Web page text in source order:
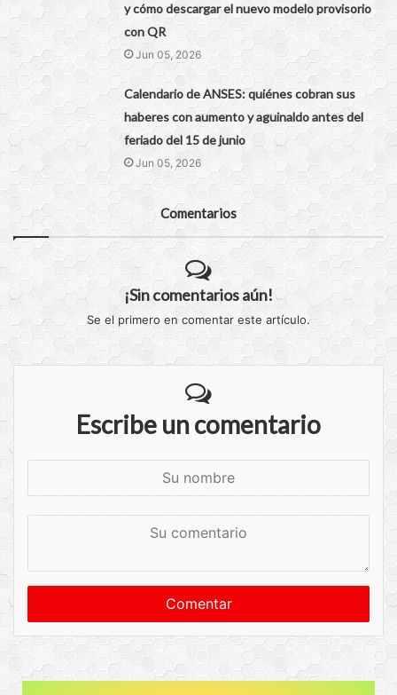
y cómo descargar el nuevo modelo provisorio
con QR
Jun 05, 2026
Calendario de ANSES: quiénes cobran sus
haberes con aumento y aguinaldo antes del
feriado del 15 de junio
Jun 05, 2026
Comentarios
¡Sin comentarios aún!
Se el primero en comentar este artículo.
Escribe un comentario
n
a